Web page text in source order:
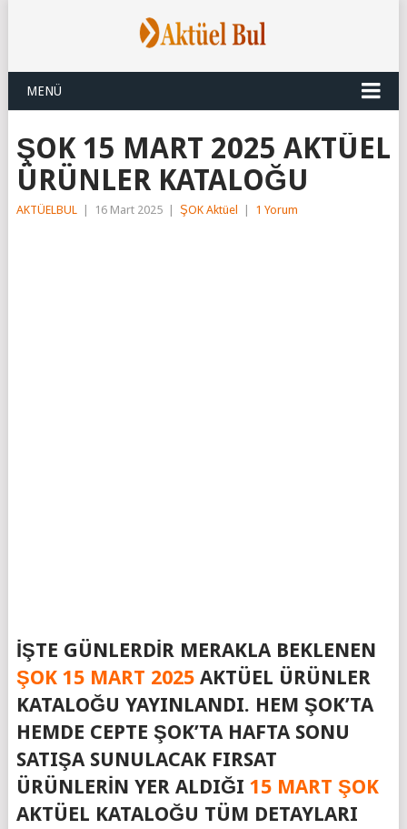
MENÜ
ŞOK 15 MART 2025 AKTÜEL
ÜRÜNLER KATALOĞU
AKTÜELBUL 16 Mart 2025 ŞOK Aktüel 1 Yorum
İŞTE GÜNLERDIR MERAKLA BEKLENEN
ŞOK 15 MART 2025 AKTÜEL ÜRÜNLER
KATALOĞU YAYINLANDI. HEM ŞOK’TA
HEMDE CEPTE ŞOK’TA HAFTA SONU
SATIŞA SUNULACAK FIRSAT
ÜRÜNLERIN YER ALDIĞI 15 MART ŞOK
AKTÜEL KATALOĞU TÜM DETAYLARI